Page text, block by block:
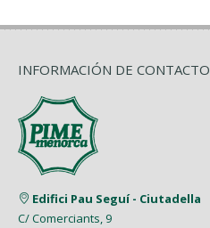
INFORMACIÓN DE CONTACTO
Edifici Pau Seguí - Ciutadella
C/ Comerciants, 9